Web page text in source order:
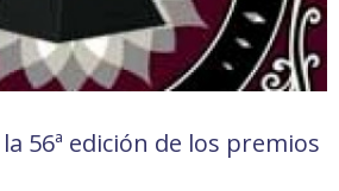
56ª edición de los premios